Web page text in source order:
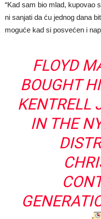
“Kad sam bio mlad, kupovao
ni sanjati da ću jednog dana
moguće kad si posvećen i
FLOYD
BOUGHT
KENTRELL
IN THE